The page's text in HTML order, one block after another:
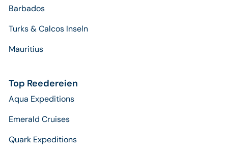
Barbados
Turks & Calcos Inseln
Mauritius
Top Reedereien
Aqua Expeditions
Emerald Cruises
Quark Expeditions